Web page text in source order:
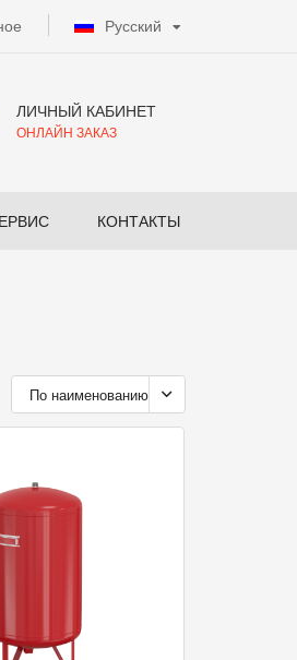
Русский
ЛИЧНЫЙ КАБИНЕТ
ОНЛАЙН ЗАКАЗ
КОНТАКТЫ
По наименованию